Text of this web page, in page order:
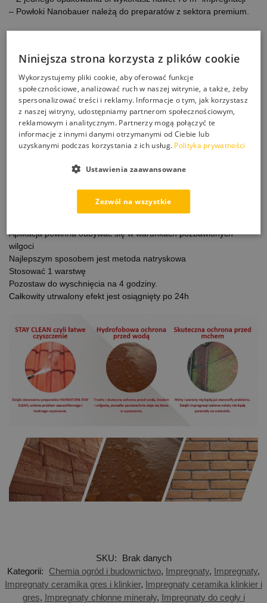
– Powłoki Nanobauer należą do preparatów z sektora premium.
70m2/5l
Zastosowanie:
– cegła ręcznie formowana
– cegła budowlana
– płytki ceaczmiczne formowane
Aplikacja powinna odbywać się w warunkach pozbawionych
wilgoci
Najlepszym sposobem jest metoda natryskowa
Stosować 1 warstwę
Pozostaw do wyschnięcia na 4 godziny.
Całkowity utrwalony efekt jest osiągnięty po 24h
SKU:
Brak danych
Kategorii:
Chemia ogród i budownictwo, Impregnaty, Impregnaty,
Impregnaty ceramika gres i klinkier, Impregnaty ceramika klinkier i
gres, Impregnaty chłonne minerały, Impregnaty do cegły i
Niniejsza strona korzysta z plików cookie
Wykorzystujemy pliki cookie, aby oferować funkcje
społecznościowe, analizować ruch w naszej witrynie, a także, żeby
spersonalizować treści i reklamy. Informacje o tym, jak korzystasz
z naszej witryny, udostępniamy partnerom społecznościowym,
reklamowym i analitycznym. Partnerzy mogą połączyć te
informacje z innymi danymi otrzymanymi od Ciebie lub
uzyskanymi podczas korzystania z ich usług. Polityka prywatności
Zezwól na wszystkie
Ustawienia zaawansowane